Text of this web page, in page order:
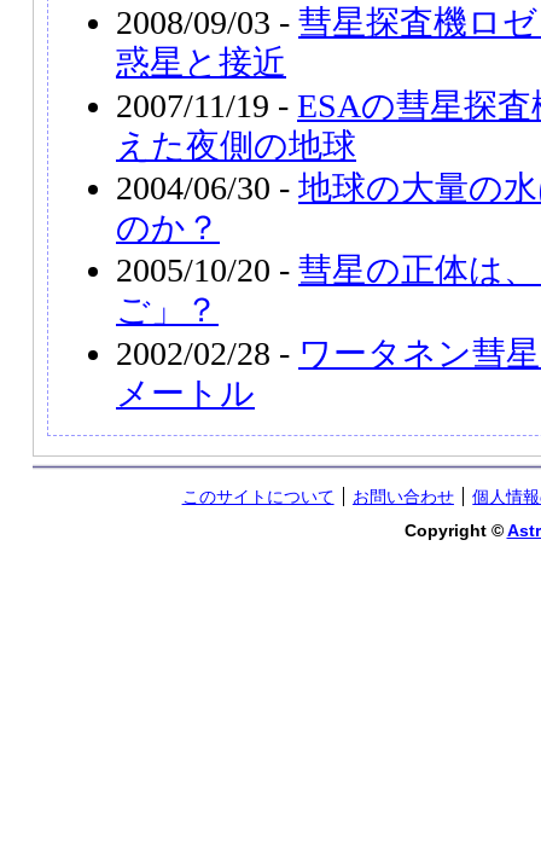
2008/09/03 - 彗星探査機ロ
惑星と接近
2007/11/19 - ESAの彗星探
えた夜側の地球
2004/06/30 - 地球の大量の
のか？
2005/10/20 - 彗星の正体は
ご」？
2002/02/28 - ワータネン彗
メートル
このサイトについて お問い合わせ
個人情
Copyright ©